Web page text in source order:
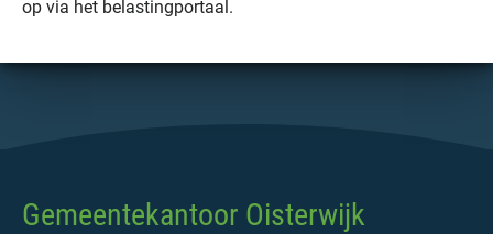
op via het belastingportaal.
Gemeentekantoor Oisterwijk